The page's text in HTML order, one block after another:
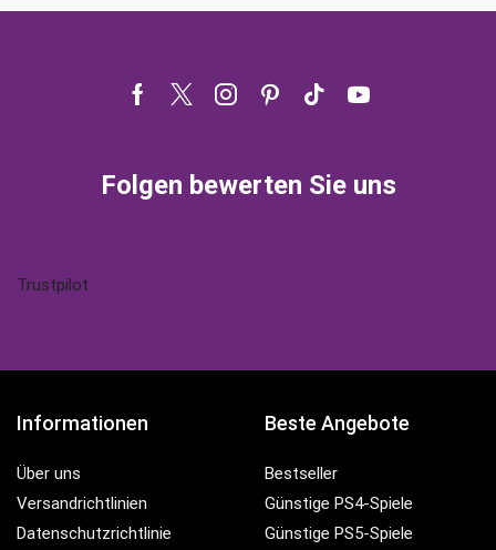
Facebook
TwitterInstagram
Pinterest
Tik- Youtube
Folgen bewerten Sie uns
Trustpilot
Informationen
Über uns
Versandrichtlinien
Datenschutzrichtlinie
Beste Angebote
Bestseller
Günstige PS4-Spiele
Günstige PS5-Spiele